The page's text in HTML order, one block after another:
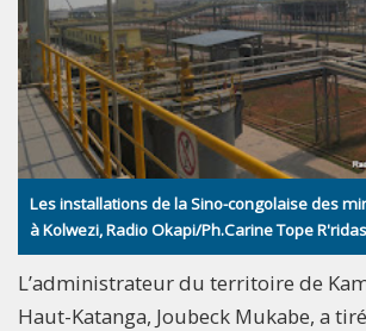
Les installations de la Sino-congolaise des
à Kolwezi, Radio Okapi/Ph.Carine Tope
L’administrateur du territoire de
Haut-Katanga, Joubeck Mukabe, a